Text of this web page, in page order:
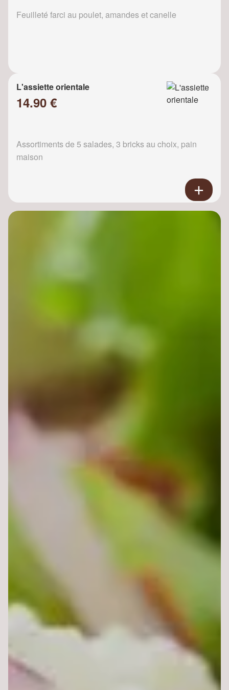
Feuilleté farci au poulet, amandes et canelle
L'assiette orientale
14.90 €
Assortiments de 5 salades, 3 bricks au choix, pain
maison